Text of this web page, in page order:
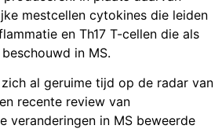
mestcellen cytokines die leiden
en Th17 T-cellen die als
in MS.
al geruime tijd op de radar van
recente review van
veranderingen in MS beweerde